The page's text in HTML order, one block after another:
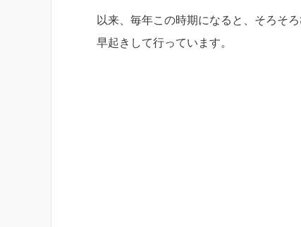
以来、毎年この時期になると、そろそ
早起きして行っています。